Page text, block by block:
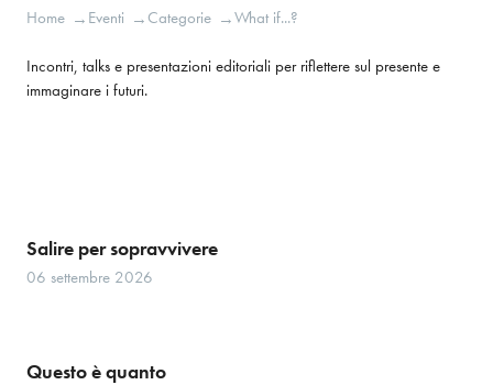
Home → Eventi → Categorie →What if...?
Incontri, talks e presentazioni editoriali per riflettere sul presente e
immaginare i futuri.
Salire per sopravvivere
06 settembre 2026
Questo è quanto